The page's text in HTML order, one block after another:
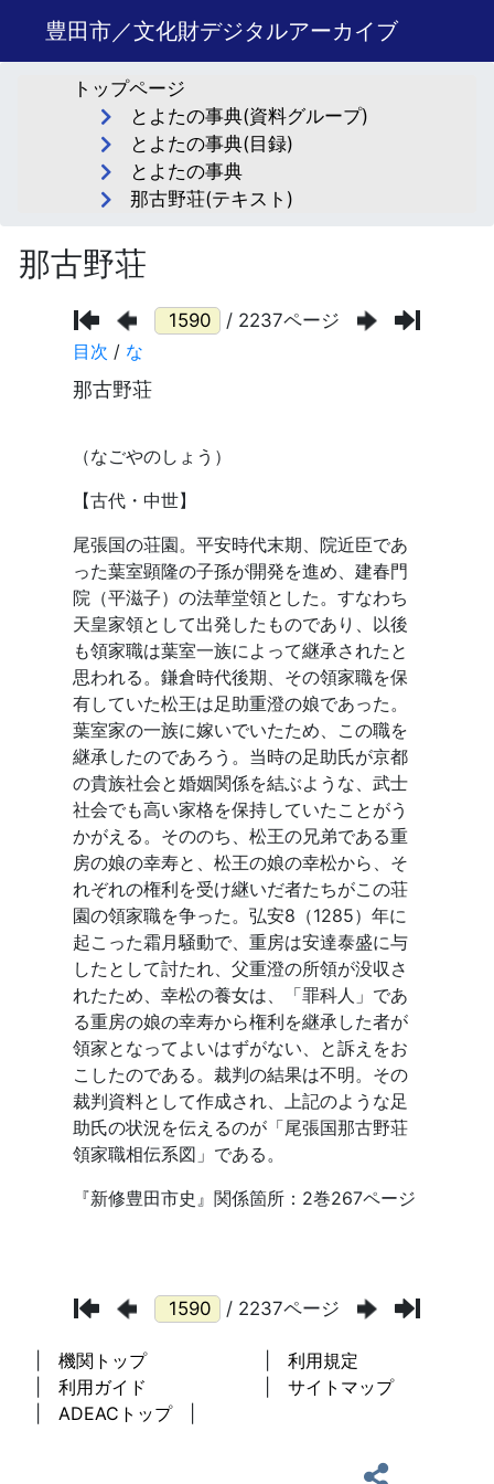
豊田市／文化財デジタルアーカイブ
トップページ
とよたの事典(資料グループ)
とよたの事典(目録)
とよたの事典
那古野荘(テキスト)
那古野荘
/ 2237ページ
/ 2237ページ
機関トップ
利用規定
利用ガイド
サイトマップ
ADEACトップ